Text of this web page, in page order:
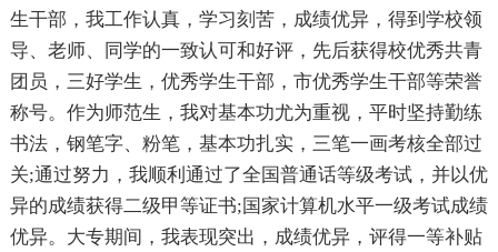
生干部，我工作认真，学习刻苦，成绩优异，得到学校领
导、老师、同学的一致认可和好评，先后获得校优秀共青
团员，三好学生，优秀学生干部，市优秀学生干部等荣誉
称号。作为师范生，我对基本功尤为重视，平时坚持勤练
书法，钢笔字、粉笔，基本功扎实，三笔一画考核全部过
关;通过努力，我顺利通过了全国普通话等级考试，并以优
异的成绩获得二级甲等证书;国家计算机水平一级考试成绩
优异。大专期间，我表现突出，成绩优异，评得一等补贴